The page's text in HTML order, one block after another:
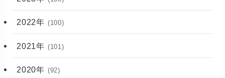
2022年 (100)
2021年 (101)
2020年 (92)